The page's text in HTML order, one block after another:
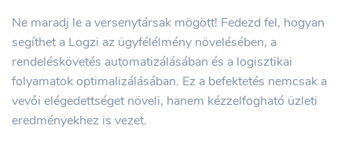
Ne maradj le a versenytársak mögött! Fedezd fel, hogyan
segíthet a Logzi az ügyfélélmény növelésében, a
rendeléskövetés automatizálásában és a logisztikai
folyamatok optimalizálásában. Ez a befektetés nemcsak a
vevői elégedettséget növeli, hanem kézzelfogható üzleti
eredményekhez is vezet.